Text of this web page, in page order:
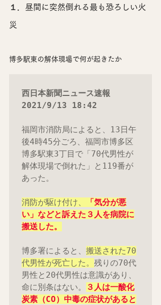
１．昼間に突然倒れる最も恐ろしい火
災
博多駅東の解体現場で何が起きたか
西日本新聞ニュース速報
2021/9/13 18:42
福岡市消防局によると、13日午
後4時45分ごろ、福岡市博多区
博多駅東3丁目で「70代男性が
解体現場で倒れた」と119番が
あった。
消防が駆け付け、
「気分が悪
い」などと訴えた３人を病院に
搬送した。
博多署によると、 搬送された70
代男性が死亡した。 残りの70代
男性と20代男性は意識があり、
命に別条はない。
３人は一酸化
炭素（CO）中毒の症状があると